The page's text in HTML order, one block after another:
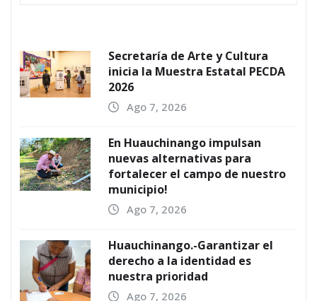
Secretaría de Arte y Cultura
inicia la Muestra Estatal PECDA
2026
Ago 7, 2026
En Huauchinango impulsan
nuevas alternativas para
fortalecer el campo de nuestro
municipio!
Ago 7, 2026
Huauchinango.-Garantizar el
derecho a la identidad es
nuestra prioridad
Ago 7, 2026